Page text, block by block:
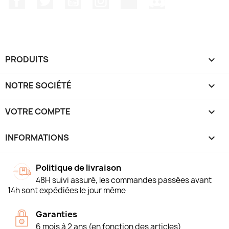
PRODUITS 
NOTRE SOCIÉTÉ 
VOTRE COMPTE 
INFORMATIONS keyboard_arrow_down
Politique de livraison
48H suivi assuré, les commandes passées avant
14h sont expédiées le jour même
Garanties